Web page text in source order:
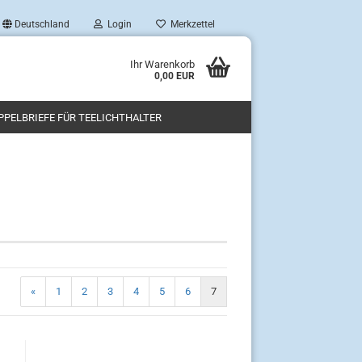
Deutschland Login Merkzettel
Ihr Warenkorb
0,00 EUR
FÜR TEELICHTHALTER
« 1 2 3 4 5 6 7